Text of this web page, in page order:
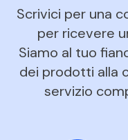
Scrivici per una
per ricevere
Siamo al tuo
dei prodotti alla
servizio